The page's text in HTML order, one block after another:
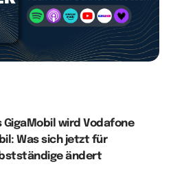
GigaMobil wird Vodafone
Was sich jetzt für
ändert